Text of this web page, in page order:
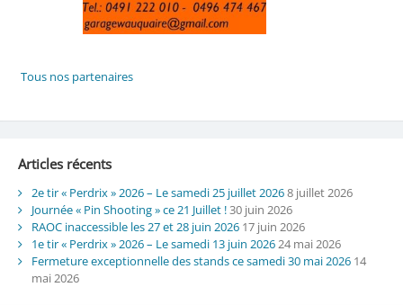
Tous nos partenaires
Articles récents
2e tir « Perdrix » 2026 – Le samedi 25 juillet 20268 juillet 2026
Journée « Pin Shooting » ce 21 Juillet !30 juin 2026
RAOC inaccessible les 27 et 28 juin 2026 17 juin 2026
1e tir « Perdrix » 2026 – Le samedi 13 juin 202624 mai 2026
Fermeture exceptionnelle des stands ce samedi 30 mai 2026 14
mai 2026